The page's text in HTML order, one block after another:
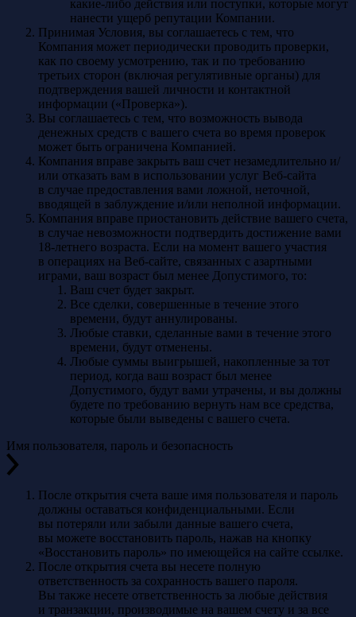
какие-либо действия или поступки, которые могут
нанести ущерб репутации Компании.
Принимая Условия, вы соглашаетесь с тем, что
Компания может периодически проводить проверки,
как по своему усмотрению, так и по требованию
третьих сторон (включая регулятивные органы) для
подтверждения вашей личности и контактной
информации («Проверка»).
Вы соглашаетесь с тем, что возможность вывода
денежных средств с вашего счета во время проверок
может быть ограничена Компанией.
Компания вправе закрыть ваш счет незамедлительно и/
или отказать вам в использовании услуг Веб-сайта
в случае предоставления вами ложной, неточной,
вводящей в заблуждение и/или неполной информации.
Компания вправе приостановить действие вашего счета,
в случае невозможности подтвердить достижение вами
18-летнего возраста. Если на момент вашего участия
в операциях на Веб-сайте, связанных с азартными
играми, ваш возраст был менее Допустимого, то:
Ваш счет будет закрыт.
Все сделки, совершенные в течение этого
времени, будут аннулированы.
Любые ставки, сделанные вами в течение этого
времени, будут отменены.
Любые суммы выигрышей, накопленные за тот
период, когда ваш возраст был менее
Допустимого, будут вами утрачены, и вы должны
будете по требованию вернуть нам все средства,
которые были выведены с вашего счета.
Имя пользователя, пароль и безопасность
После открытия счета ваше имя пользователя и пароль
должны оставаться конфиденциальными. Если
вы потеряли или забыли данные вашего счета,
вы можете восстановить пароль, нажав на кнопку
«Восстановить пароль» по имеющейся на сайте ссылке.
После открытия счета вы несете полную
ответственность за сохранность вашего пароля.
Вы также несете ответственность за любые действия
и транзакции, производимые на вашем счету и за все